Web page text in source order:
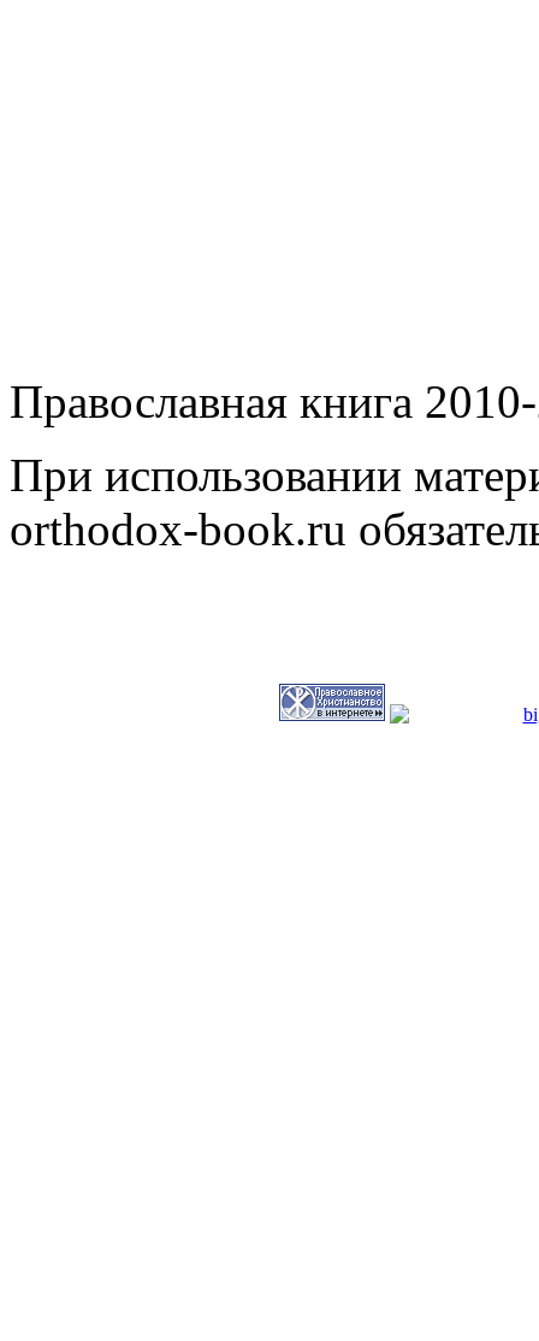
Православная книга
При использовании
orthodox-book.ru